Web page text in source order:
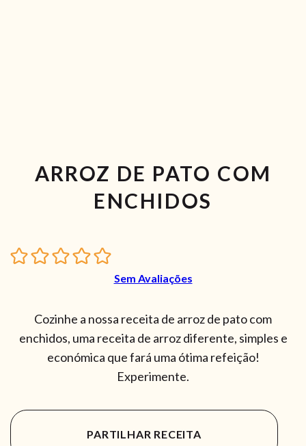
ARROZ DE PATO COM
ENCHIDOS
Sem Avaliações
Cozinhe a nossa receita de arroz de pato com
enchidos, uma receita de arroz diferente, simples e
económica que fará uma ótima refeição!
Experimente.
PARTILHAR RECEITA